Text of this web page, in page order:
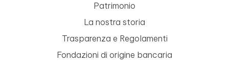
Patrimonio
La nostra storia
Trasparenza e Regolamenti
Fondazioni di origine bancaria